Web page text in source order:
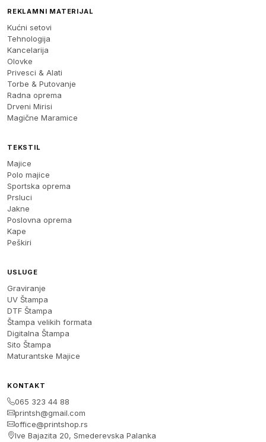
REKLAMNI MATERIJAL
Kućni setovi
Tehnologija
Kancelarija
Olovke
Privesci & Alati
Torbe & Putovanje
Radna oprema
Drveni Mirisi
Magične Maramice
TEKSTIL
Majice
Polo majice
Sportska oprema
Prsluci
Jakne
Poslovna oprema
Kape
Peškiri
USLUGE
Graviranje
UV Štampa
DTF Štampa
Štampa velikih formata
Digitalna Štampa
Sito Štampa
Maturantske Majice
KONTAKT
065 323 44 88
printsh@gmail.com
office@printshop.rs
Ive Bajazita 20, Smederevska Palanka